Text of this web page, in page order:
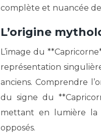
complète et nuancée
L’origine
L’image du
représentation
anciens. Comprendre
du signe du
mettant en lumière la
opposés.